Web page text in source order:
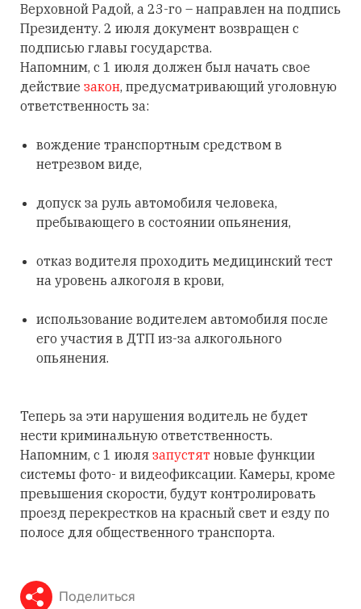
Верховной Радой, а 23-го – направлен на подпись
Президенту. 2 июля документ возвращен с
подписью главы государства.
Напомним, с 1 июля должен был начать свое
действие закон, предусматривающий уголовную
ответственность за:
вождение транспортным средством в
нетрезвом виде,
допуск за руль автомобиля человека,
пребывающего в состоянии опьянения,
отказ водителя проходить медицинский тест
на уровень алкоголя в крови,
использование водителем автомобиля после
его участия в ДТП из-за алкогольного
опьянения.
Теперь за эти нарушения водитель не будет
нести криминальную ответственность.
Напомним, с 1 июля запустят новые функции
системы фото- и видеофиксации. Камеры, кроме
превышения скорости, будут контролировать
проезд перекрестков на красный свет и езду по
полосе для общественного транспорта.
Поделиться